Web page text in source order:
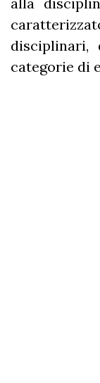
disciplinari,
categorie di